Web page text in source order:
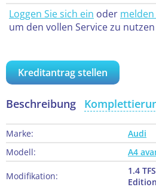
Loggen Sie sich ein oder melden
um den vollen Service zu nutzen
Kreditantrag stellen
Beschreibung
Marke:
Audi
Modell:
A4
Modifikation:
1.4
Edition